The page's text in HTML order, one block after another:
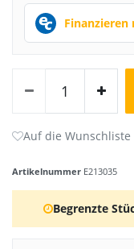
Finanzieren
Artikelnummer E213035
Begrenzte